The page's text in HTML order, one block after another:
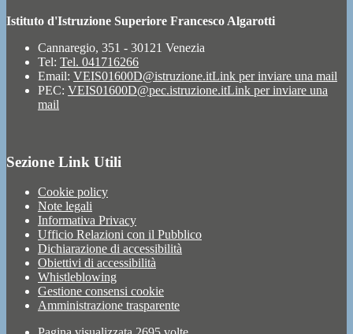
Istituto d'Istruzione Superiore Francesco Algarotti
Cannaregio, 351 - 30121 Venezia
Tel: Tel. 041716266
Email: VEIS01600D@istruzione.itLink per inviare una mail
PEC: VEIS01600D@pec.istruzione.itLink per inviare una
mail
Sezione Link Utili
Cookie policy
Note legali
Informativa Privacy
Ufficio Relazioni con il Pubblico
Dichiarazione di accessibilità
Obiettivi di accessibilità
Whistleblowing
Gestione consensi cookie
Amministrazione trasparente